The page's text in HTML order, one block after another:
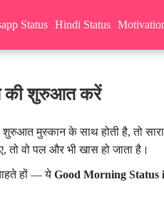
Status Hindi Status
की शुरुआत करें
शुरुआत मुस्कान के साथ होती है, तो
तो वो पल और भी खास हो जाता है।
हों — ये Good Morning Status